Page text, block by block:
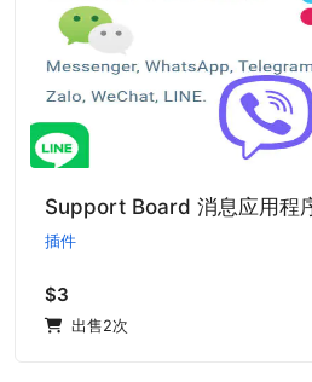
Support Board 消息应用程
插件
$3
出售2次